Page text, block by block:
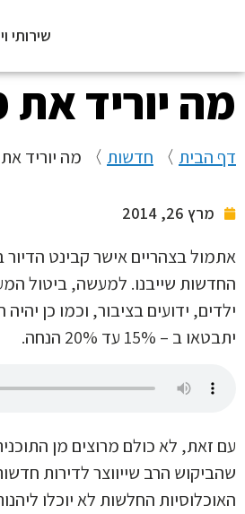
שירותי
מה יוריד את
דף הבית 〉 חדשות 〉 מה יוריד
מרץ 26, 2014
אתמול בצהריים אישר קבינט
ילדים, ידועים בציבור, וכמו כן
יתבטאו ב – 15% עד 20% הנחה.
עם זאת, לא כולם מרוצים מן
שהביקוש הרב שייווצר לדירות
האוכלוסיות החלשות לא יוכלו